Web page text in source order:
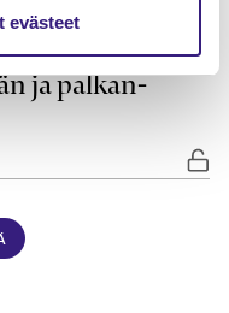
evästeet
ja palkan­